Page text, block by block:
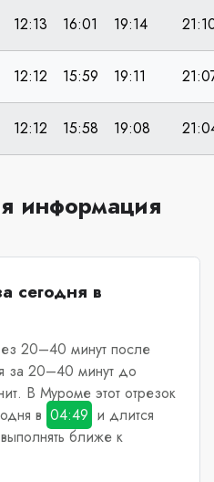
12:13 16:01 19:14
12:12 15:59 19:11
12:12 15:58 19:08
информация
сегодня в
20–40 минут после
за 20–40 минут до
В Муромеэтот отрезок
в 04:49 и длится
ближе к